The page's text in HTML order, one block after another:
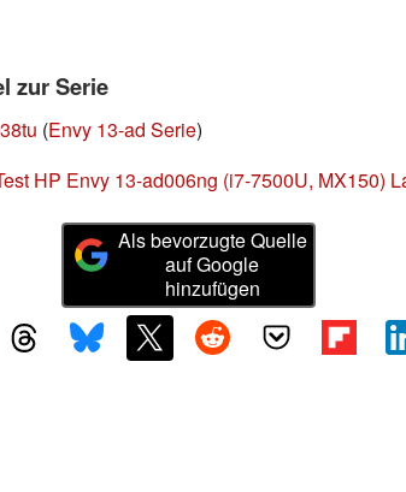
zur Serie
(Envy 13-ad Serie)
HP Envy 13-ad006ng (i7-7500U, MX150)
Als bevorzugte Quelle
auf Google
hinzufügen